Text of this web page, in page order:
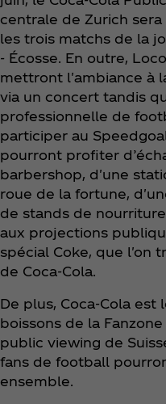
centrale de Zurich
les trois matchs de la
- Écosse. En outre,
mettront l'ambiance à
via un concert tandis
professionnelle de
participer au
pourront profiter
barbershop, d'une
roue de la fortune,
de stands de
aux projections
spécial Coke, que l'on
de Coca‑Cola.
De plus, Coca‑Cola
boissons de la
public viewing de
fans de football
ensemble.